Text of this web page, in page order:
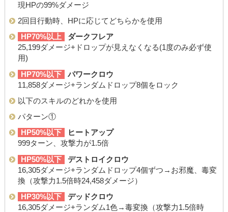
現HPの99%ダメージ
2回目行動時、HPに応じてどちらかを使用
HP70%以上
ダークフレア
25,199ダメージ+ドロップが見えなくなる(1度のみ必ず使
用)
HP70%以下
パワークロウ
11,858ダメージ+ランダムドロップ8個をロック
以下のスキルのどれかを使用
パターン①
HP50%以下
ヒートアップ
999ターン、攻撃力が1.5倍
HP50%以下
デストロイクロウ
16,305ダメージ+ランダムドロップ4個ずつ→お邪魔、毒変
換（攻撃力1.5倍時24,458ダメージ）
HP30%以下
デッドクロウ
16,305ダメージ+ランダム1色→毒変換（攻撃力1.5倍時